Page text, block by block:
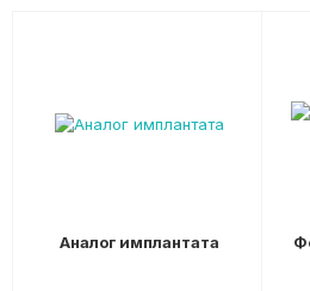
Аналог имплантата